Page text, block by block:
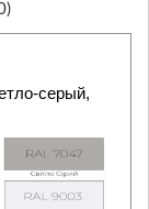
серый,